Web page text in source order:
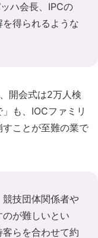
ハ会長、IPCの
得られるような
開会式は2万人検
も、IOCファミリ
ことが至難の業で
競技団体関係者や
が難しいとい
らを合わせて約